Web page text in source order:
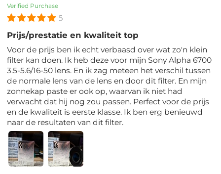
Verified Purchase
5
Prijs/prestatie en kwaliteit top
Voor de prijs ben ik echt verbaasd over wat zo'n klein
filter kan doen. Ik heb deze voor mijn Sony Alpha 6700
3.5-5.6/16-50 lens. En ik zag meteen het verschil tussen
de normale lens van de lens en door dit filter. En mijn
zonnekap paste er ook op, waarvan ik niet had
verwacht dat hij nog zou passen. Perfect voor de prijs
en de kwaliteit is eerste klasse. Ik ben erg benieuwd
naar de resultaten van dit filter.